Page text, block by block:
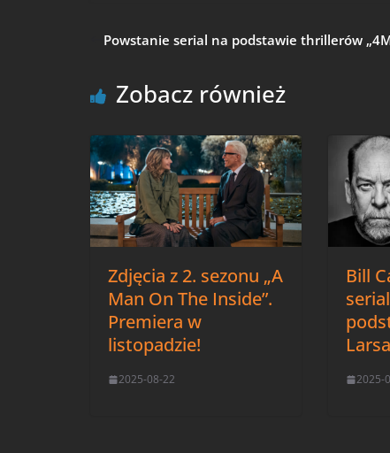
Powstanie serial na podstawie thrillerów
Zobacz również
Zdjęcia z 2. sezonu „A
Man On The Inside”.
Premiera w
listopadzie!
2025-08-22
Bill
2025-